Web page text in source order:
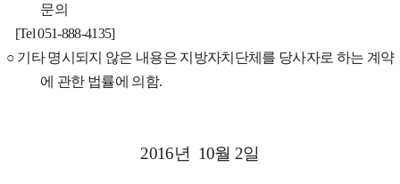
문의
[Tel 051-888-4135]
○ 기타 명시되지 않은 내용은 지방자치단체를 당사자로 하는 계약
에 관한 법률에 의함.
2016년 10월 2일